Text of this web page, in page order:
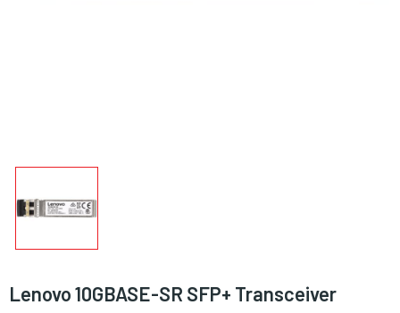
Lenovo 10GBASE-SR SFP+ Transceiver